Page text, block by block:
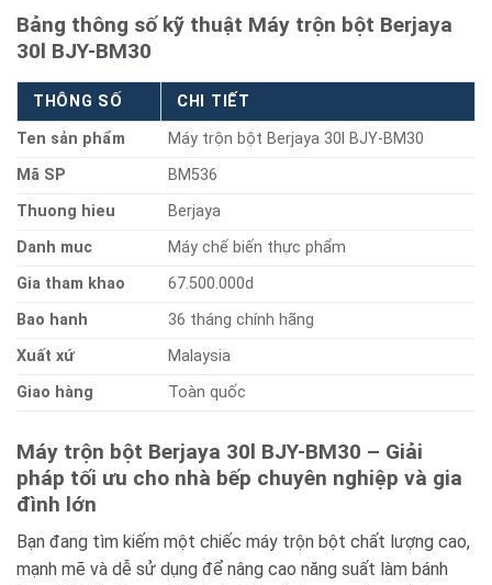
Bảng thông số kỹ thuật Máy trộn bột Berjaya
30l BJY-BM30
THÔNG SỐ
CHI TIẾT
Ten sản phẩm
Máy trộn bột Berjaya 30l BJY-BM30
Mã SP
BM536
Thuong hieu
Berjaya
Danh muc
Máy chế biến thực phẩm
Gia tham khao
67.500.000d
Bao hanh
36 tháng chính hãng
Xuất xứ
Malaysia
Giao hàng
Toàn quốc
Máy trộn bột Berjaya 30l BJY-BM30 – Giải
pháp tối ưu cho nhà bếp chuyên nghiệp và gia
đình lớn
Bạn đang tìm kiếm một chiếc máy trộn bột chất lượng cao,
mạnh mẽ và dễ sử dụng để nâng cao năng suất làm bánh